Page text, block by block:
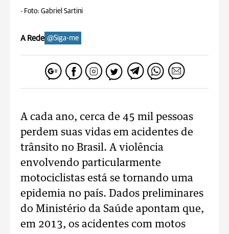
- Foto: Gabriel Sartini
A Rede @Siga-me
A cada ano, cerca de 45 mil pessoas
perdem suas vidas em acidentes de
trânsito no Brasil. A violência
envolvendo particularmente
motociclistas está se tornando uma
epidemia no país. Dados preliminares
do Ministério da Saúde apontam que,
em 2013, os acidentes com motos